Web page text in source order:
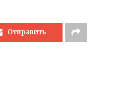
Отправить